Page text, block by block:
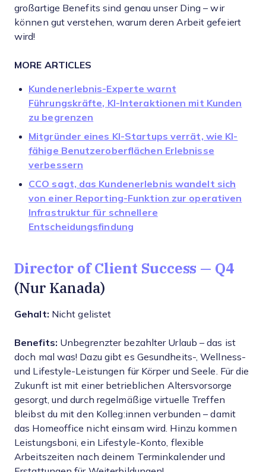
großartige Benefits sind genau unser Ding – wir
können gut verstehen, warum deren Arbeit gefeiert
wird!
MORE ARTICLES
Kundenerlebnis-Experte warnt
Führungskräfte, KI-Interaktionen mit Kunden
zu begrenzen
Mitgründer eines KI-Startups verrät, wie KI-
fähige Benutzeroberflächen Erlebnisse
verbessern
CCO sagt, das Kundenerlebnis wandelt sich
von einer Reporting-Funktion zur operativen
Infrastruktur für schnellere
Entscheidungsfindung
Director of Client Success — Q4
(Nur Kanada)
Gehalt: Nicht gelistet
Benefits: Unbegrenzter bezahlter Urlaub – das ist
doch mal was! Dazu gibt es Gesundheits-, Wellness-
und Lifestyle-Leistungen für Körper und Seele. Für die
Zukunft ist mit einer betrieblichen Altersvorsorge
gesorgt, und durch regelmäßige virtuelle Treffen
bleibst du mit den Kolleg:innen verbunden – damit
das Homeoffice nicht einsam wird. Hinzu kommen
Leistungsboni, ein Lifestyle-Konto, flexible
Arbeitszeiten nach deinem Terminkalender und